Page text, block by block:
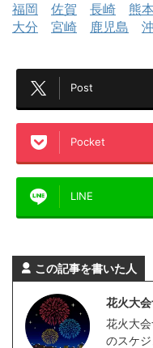
福岡
佐賀 長崎
熊本
大分
宮崎 鹿児島
Post
Pocket
LINE
この記事を書いた人
花火大
花火大
のスケ